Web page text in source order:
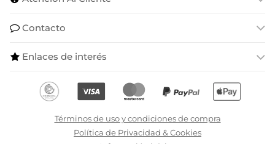
Contacto
Enlaces de interés
Términos de uso y condiciones de compra
Política de Privacidad & Cookies